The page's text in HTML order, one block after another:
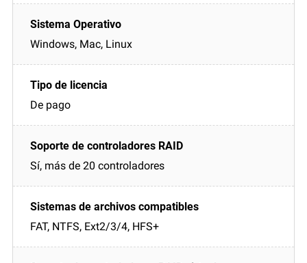
Windows, Mac, Linux
De pago
Sí, más de 20 controladores
FAT, NTFS, Ext2/3/4, HFS+